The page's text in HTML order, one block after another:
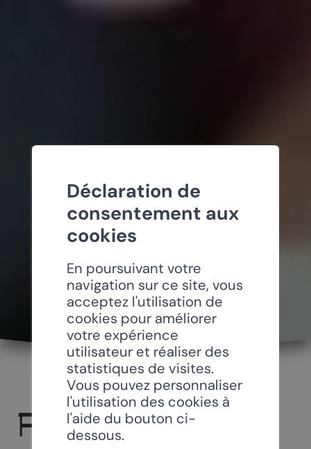
FÊTE DE LA
Déclaration de
consentement aux
cookies
En poursuivant votre
navigation sur ce site, vous
acceptez l'utilisation de
cookies pour améliorer
votre expérience
utilisateur et réaliser des
statistiques de visites.
Vous pouvez personnaliser
l'utilisation des cookies à
l'aide du bouton ci-
dessous.